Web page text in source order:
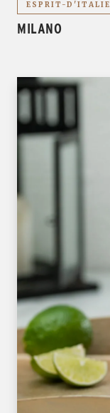
ESPRIT-D'ITALIE
MILANO